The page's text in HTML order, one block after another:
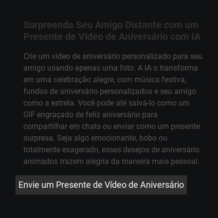
Surpreenda Seu Amigo Distante com um
Presente de Vídeo de Aniversário com IA
Crie um vídeo de aniversário personalizado para seu
amigo usando apenas uma foto. A IA o transforma
em uma celebração alegre, com música festiva,
fundos de aniversário personalizados e seu amigo
como a estrela. Você pode até salvá-lo como um
GIF engraçado de feliz aniversário para
compartilhar em chats ou enviar como um presente
surpresa. Seja algo emocionante, bobo ou
totalmente exagerado, esses desejos de aniversário
animados trazem alegria da maneira mais pessoal.
Envie um Presente de Vídeo de Aniversário